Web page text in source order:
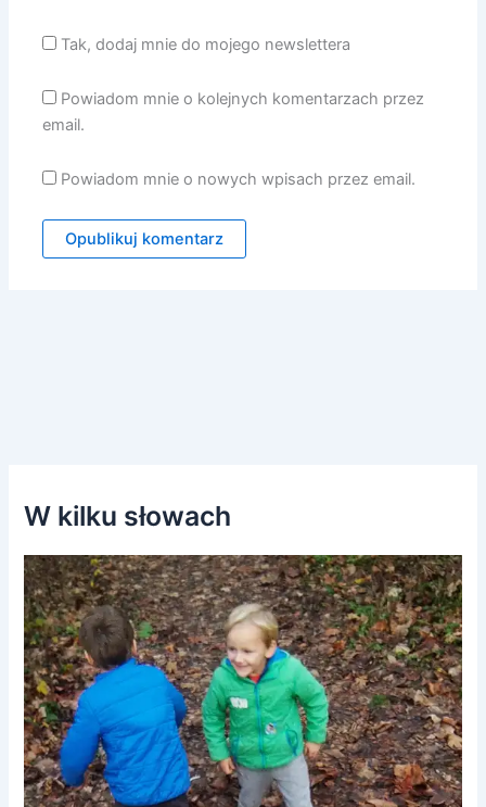
Tak, dodaj mnie do mojego newslettera
Powiadom mnie o kolejnych komentarzach przez
email.
Powiadom mnie o nowych wpisach przez email.
W kilku słowach